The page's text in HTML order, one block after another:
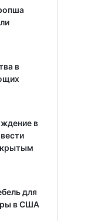
в
в
для
в США